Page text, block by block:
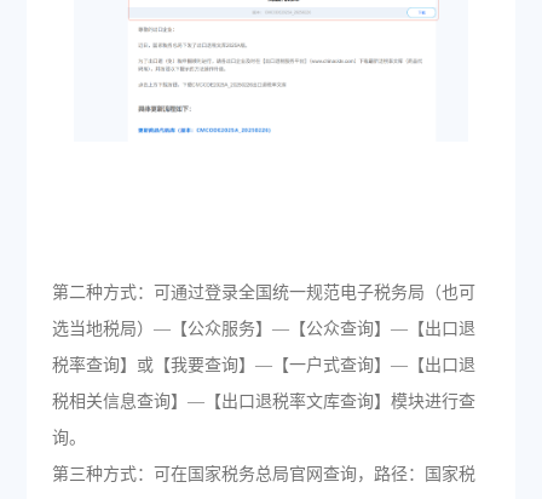
第二种方式：可通过登录全国统一规范电子税务局（也可
选当地税局）—【公众服务】—【公众查询】—【出口退
税率查询】或【我要查询】—【一户式查询】—【出口退
税相关信息查询】—【出口退税率文库查询】模块进行查
询。
第三种方式：可在国家税务总局官网查询，路径：国家税